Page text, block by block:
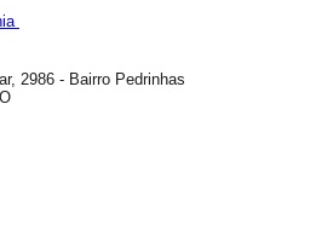
2986 - Bairro Pedrinhas